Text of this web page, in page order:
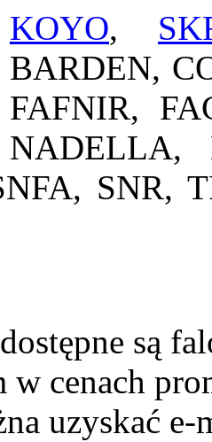
KOYO,
BARDEN,
FAFNIR,
NADELLA,
SNR,
są
cenach
uzyskać